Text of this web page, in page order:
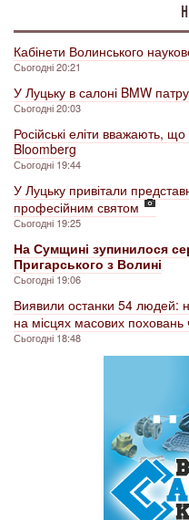
Кабінети Волинського
Сьогодні 20:21
У Луцьку в салоні BMW
Сьогодні 20:03
Російські еліти вважають,
Bloomberg
Сьогодні 19:44
У Луцьку привітали
професійним святом
Сьогодні 19:25
На Сумщині зупинилося
Пригарського з Волині
Сьогодні 19:06
Виявили останки 54 людей:
на місцях масових поховань
Сьогодні 18:48